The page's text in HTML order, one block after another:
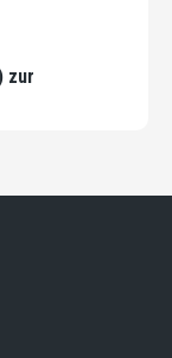
zur